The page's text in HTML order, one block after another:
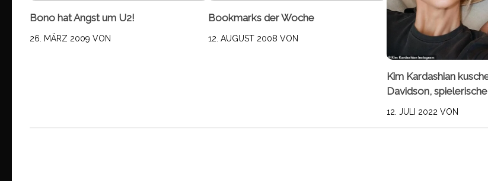
Bono hat Angst um U2!
26. MÄRZ 2009 VON
Bookmarks der Woche
12. AUGUST 2008 VON
Kim Kardashian
Davidson,
12. JULI 2022 VON